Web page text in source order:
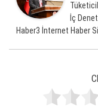
İç
Haber3 İnternet Haber